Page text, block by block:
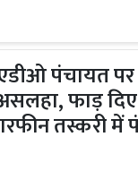
पंचायत पर
फाड़
तस्करी में